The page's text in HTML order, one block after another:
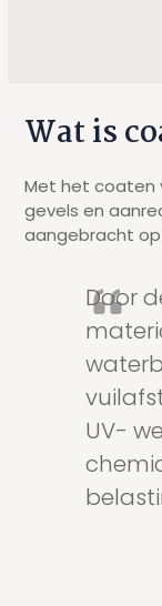
Wat is
Met het coaten
gevels en
aangebracht
Door
UV-